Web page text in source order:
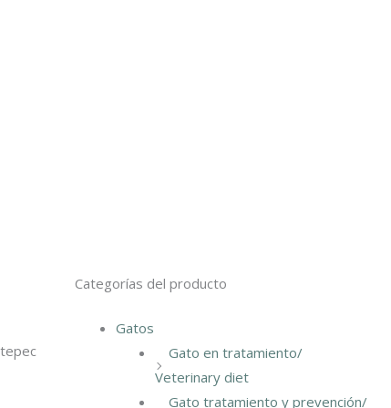
Categorías del producto
Gatos
Gato en tratamiento/
Veterinary diet
Gato tratamiento y prevención/